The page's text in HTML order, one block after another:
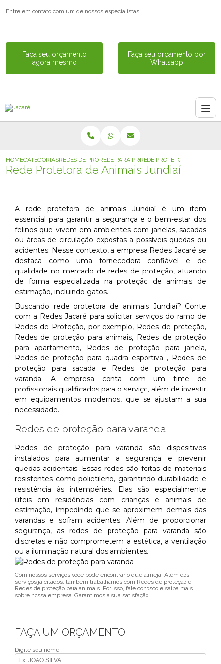
Entre em contato com um de nossos especialistas!
Faça seu orçamento
agora mesmo
Faça seu orçamento por
Whatsapp
HOMECATEGORIASREDES DE PROTECAO PARA ANIMAIS
REDE PARA PROTECAO DE GATOS
REDE PROTETORA DE
Rede Protetora de Animais Jundiaí
A rede protetora de animais Jundiaí é um item
essencial para garantir a segurança e o bem-estar dos
felinos que vivem em ambientes com janelas, sacadas
ou áreas de circulação expostas a possíveis quedas ou
acidentes. Nesse contexto, a empresa Redes Jacaré se
destaca como uma fornecedora confiável e de
qualidade no mercado de redes de proteção, atuando
de forma especializada na proteção de animais de
estimação, incluindo gatos.
Buscando rede protetora de animais Jundiaí? Conte
com a Redes Jacaré para solicitar serviços do ramo de
Redes de Proteção, por exemplo, Redes de proteção,
Redes de proteção para animais, Redes de proteção
para apartamento, Redes de proteção para janela,
Redes de proteção para quadra esportiva , Redes de
proteção para sacada e Redes de proteção para
varanda. A empresa conta com um time de
profissionais qualificados para o serviço, além de investir
em equipamentos modernos, que se ajustam a sua
necessidade.
Redes de proteção para varanda
Redes de proteção para varanda são dispositivos
instalados para aumentar a segurança e prevenir
quedas acidentais. Essas redes são feitas de materiais
resistentes como polietileno, garantindo durabilidade e
resistência às intempéries. Elas são especialmente
úteis em residências com crianças e animais de
estimação, impedindo que se aproximem demais das
varandas e sofram acidentes. Além de proporcionar
segurança, as redes de proteção para varanda são
discretas e não comprometem a estética, a ventilação
ou a iluminação natural dos ambientes.
Com nossos serviços você pode encontrar o que almeja. Além dos
serviços já citados, também trabalhamos com Redes de proteção e
Redes de proteção para animais. Por isso, fale conosco e saiba mais
sobre nossa empresa. Garantimos a sua satisfação!
FAÇA UM ORÇAMENTO
Digite seu nome